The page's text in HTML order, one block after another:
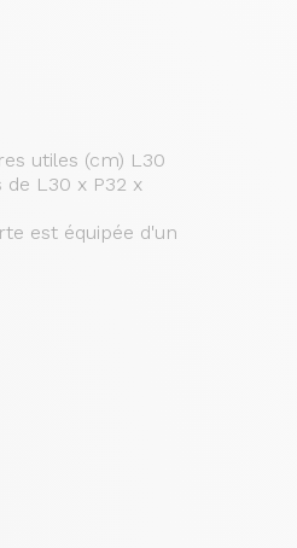
utiles (cm) L30
L30 x P32 x
est équipée d'un